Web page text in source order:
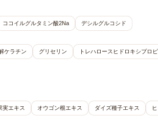
ココイルグルタミン酸2Na
デシルグルコシド
ケラチン グリセリン
トレハロースヒドロキシプロ
実エキス オウゴン根エキス ダイズ種子エキス